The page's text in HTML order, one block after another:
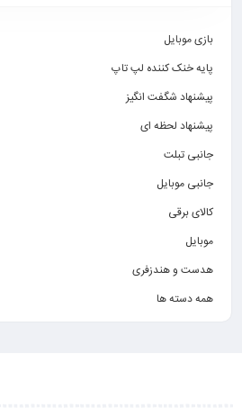
بازی موبایل
پایه خنک کننده لپ تاپ
پیشنهاد شگفت انگیز
پیشنهاد لحظه ای
جانبی تبلت
جانبی موبایل
کالای برقی
موبایل
هدست و هندزفری
همه دسته ها